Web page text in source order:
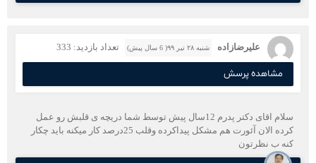
علیرضازاده شنبه ۲۸ تیر ۹۹( 6 سال پیش) تعداد بازدید: 333
مشاهده پرسش
سلام اقای دکتر پدرم 12سال پیش توسط شما دریچه ی قلبش رو عمل
کرده الان آئورت هم مشکل پیداکرده وقلب 25درصد کار میکنه باید چکار
کنه ب نظرتون